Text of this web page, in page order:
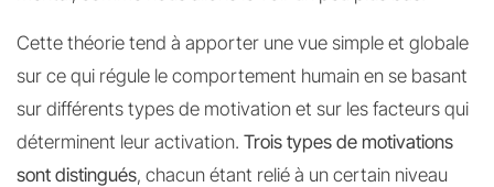
Cette théorie tend à apporter une vue simple et globale
sur ce qui régule le comportement humain en se basant
sur différents types de motivation et sur les facteurs qui
déterminent leur activation. Trois types de motivations
sont distingués, chacun étant relié à un certain niveau